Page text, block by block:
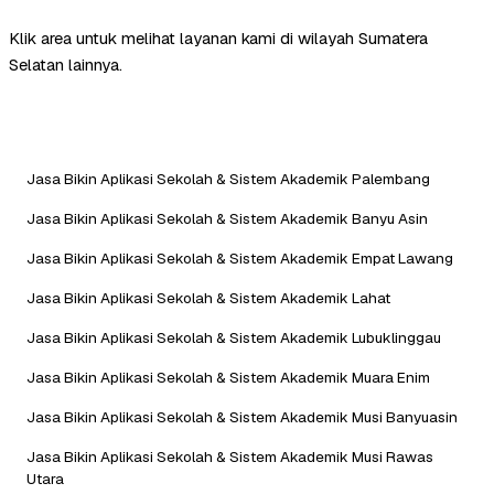
Klik area untuk melihat layanan kami di wilayah Sumatera
Selatan lainnya.
Jasa Bikin Aplikasi Sekolah & Sistem Akademik Palembang
Jasa Bikin Aplikasi Sekolah & Sistem Akademik Banyu Asin
Jasa Bikin Aplikasi Sekolah & Sistem Akademik Empat Lawang
Jasa Bikin Aplikasi Sekolah & Sistem Akademik Lahat
Jasa Bikin Aplikasi Sekolah & Sistem Akademik Lubuklinggau
Jasa Bikin Aplikasi Sekolah & Sistem Akademik Muara Enim
Jasa Bikin Aplikasi Sekolah & Sistem Akademik Musi Banyuasin
Jasa Bikin Aplikasi Sekolah & Sistem Akademik Musi Rawas
Utara